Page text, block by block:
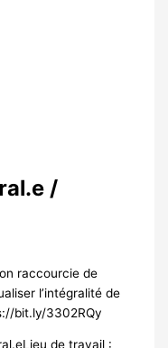
/
raccourcie de
l’intégralité de
bit.ly/3302RQy
de travail :